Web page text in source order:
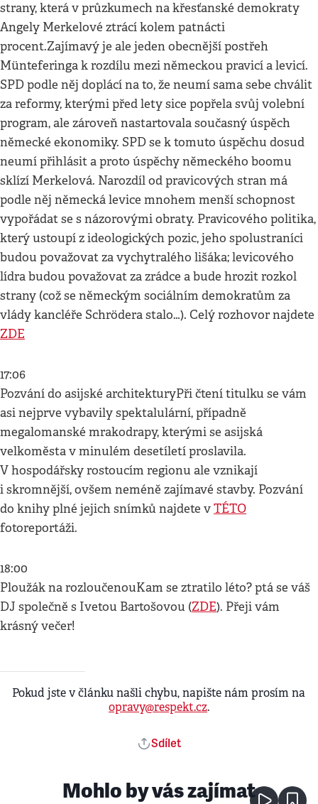
strany, která v průzkumech na křesťanské demokraty
Angely Merkelové ztrácí kolem patnácti
procent.Zajímavý je ale jeden obecnější postřeh
Münteferinga k rozdílu mezi německou pravicí a levicí.
SPD podle něj doplácí na to, že neumí sama sebe chválit
za reformy, kterými před lety sice popřela svůj volební
program, ale zároveň nastartovala současný úspěch
německé ekonomiky. SPD se k tomuto úspěchu dosud
neumí přihlásit a proto úspěchy německého boomu
sklízí Merkelová. Narozdíl od pravicových stran má
podle něj německá levice mnohem menší schopnost
vypořádat se s názorovými obraty. Pravicového politika,
který ustoupí z ideologických pozic, jeho spolustraníci
budou považovat za vychytralého lišáka; levicového
lídra budou považovat za zrádce a bude hrozit rozkol
strany (což se německým sociálním demokratům za
vlády kancléře Schrödera stalo…). Celý rozhovor najdete
ZDE
17:06
Pozvání do asijské architekturyPři čtení titulku se vám
asi nejprve vybavily spektalulární, případně
megalomanské mrakodrapy, kterými se asijská
velkoměsta v minulém desetíletí proslavila.
V hospodářsky rostoucím regionu ale vznikají
i skromnější, ovšem neméně zajímavé stavby. Pozvání
do knihy plné jejich snímků najdete vTÉTO
fotoreportáži.
18:00
Ploužák na rozloučenouKam se ztratilo léto? ptá se váš
DJ společně s Ivetou Bartošovou (ZDE). Přeji vám
krásný večer!
Pokud jste v článku našli chybu, napište nám prosím na
opravy@respekt.cz.
Sdílet
Mohlo by vás zajímat